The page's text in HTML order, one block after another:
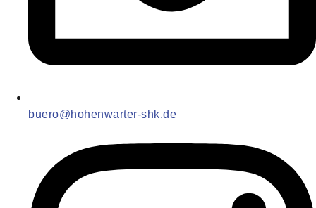
buero@hohenwarter-shk.de